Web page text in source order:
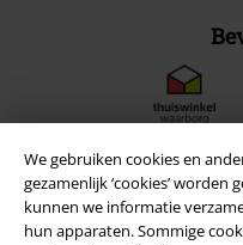
We gebruiken cookies en
gezamenlijk ‘cookies’
kunnen we informatie
hun apparaten. Sommige